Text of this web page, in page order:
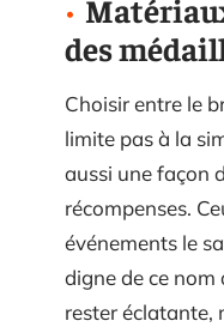
des
Choisir entre le
limite pas à la
aussi une façon
récompenses.
événements le
digne de ce
rester éclatante,